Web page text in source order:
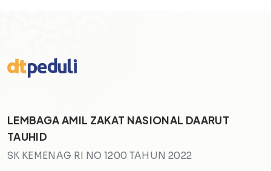
LEMBAGA AMIL ZAKAT NASIONAL DAARUT
TAUHID
SK KEMENAG RI NO 1200 TAHUN 2022